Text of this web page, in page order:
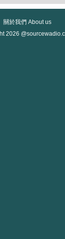
關於我們 About us
2026